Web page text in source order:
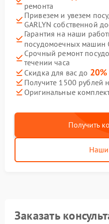
ремонта
Привезем и увезем
GARLYN собственной
Гарантия на наши
посудомоечных машин
Срочный ремонт
течении часа
Скидка для вас до 20%
Получите 1500 рублей
Оригинальные
Получить
Заказать